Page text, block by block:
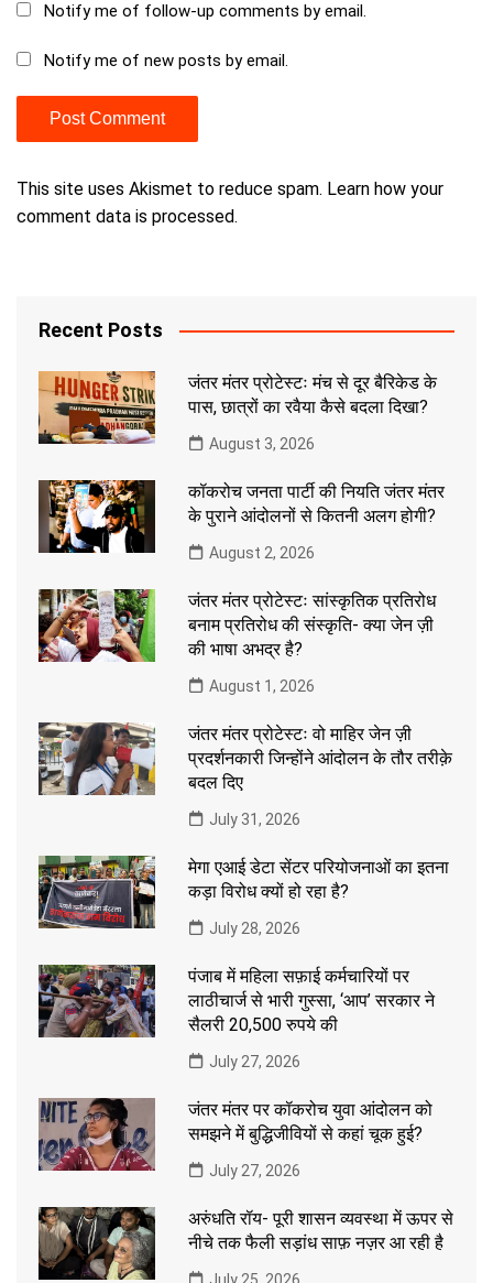
Notify me of follow-up comments by email.
Notify me of new posts by email.
This site uses Akismet to reduce spam. Learn how your
comment data is processed.
Recent Posts
जंतर मंतर प्रोटेस्टः मंच से दूर बैरिकेड के
पास, छात्रों का रवैया कैसे बदला दिखा?
August 3, 2026
कॉकरोच जनता पार्टी की नियति जंतर मंतर
के पुराने आंदोलनों से कितनी अलग होगी?
August 2, 2026
जंतर मंतर प्रोटेस्टः सांस्कृतिक प्रतिरोध
बनाम प्रतिरोध की संस्कृति- क्या जेन ज़ी
की भाषा अभद्र है?
August 1, 2026
जंतर मंतर प्रोटेस्टः वो माहिर जेन ज़ी
प्रदर्शनकारी जिन्होंने आंदोलन के तौर तरीक़े
बदल दिए
July 31, 2026
मेगा एआई डेटा सेंटर परियोजनाओं का इतना
कड़ा विरोध क्यों हो रहा है?
July 28, 2026
पंजाब में महिला सफ़ाई कर्मचारियों पर
लाठीचार्ज से भारी गुस्सा, ‘आप’ सरकार ने
सैलरी 20,500 रुपये की
July 27, 2026
जंतर मंतर पर कॉकरोच युवा आंदोलन को
समझने में बुद्धिजीवियों से कहां चूक हुई?
July 27, 2026
अरुंधति रॉय- पूरी शासन व्यवस्था में ऊपर से
नीचे तक फैली सड़ांध साफ़ नज़र आ रही है